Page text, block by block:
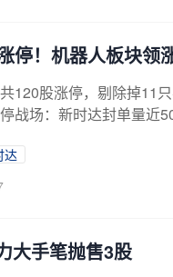
停！机器人板块领
120股涨停，剔除掉11
战场：新时达封单量近
达
大手笔抛售3股